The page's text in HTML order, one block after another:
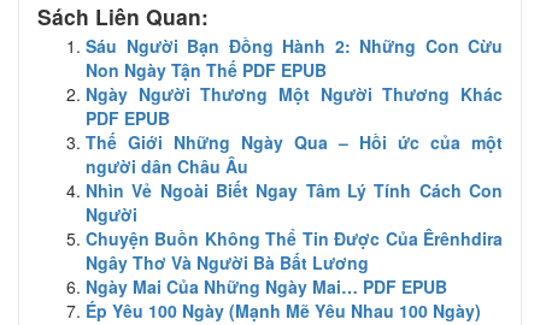
Sách Liên Quan:
Sáu Người Bạn Đồng Hành 2: Những Con Cừu
Non Ngày Tận Thế PDF EPUB
Ngày Người Thương Một Người Thương Khác
PDF EPUB
Thế Giới Những Ngày Qua – Hồi ức của một
người dân Châu Âu
Nhìn Vẻ Ngoài Biết Ngay Tâm Lý Tính Cách Con
Người
Chuyện Buồn Không Thể Tin Được Của Êrênhdira
Ngây Thơ Và Người Bà Bất Lương
Ngày Mai Của Những Ngày Mai… PDF EPUB
Ép Yêu 100 Ngày (Mạnh Mẽ Yêu Nhau 100 Ngày)